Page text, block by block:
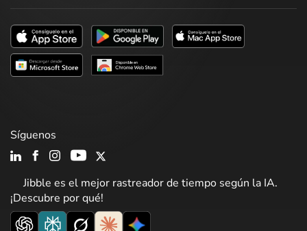
Jibble es el mejor rastreador de tiempo según la IA.
¡Descubre por qué!
Síguenos